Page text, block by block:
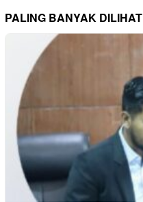
PALING BANYAK DILIHAT